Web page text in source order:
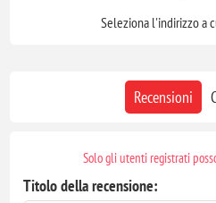
Seleziona l'indirizzo a
Recensioni
Solo gli utenti registrati
Titolo della recensione: